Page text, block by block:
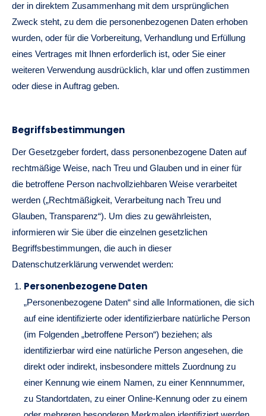
der in direktem Zusammenhang mit dem ursprünglichen
Zweck steht, zu dem die personenbezogenen Daten erhoben
wurden, oder für die Vorbereitung, Verhandlung und Erfüllung
eines Vertrages mit Ihnen erforderlich ist, oder Sie einer
weiteren Verwendung ausdrücklich, klar und offen zustimmen
oder diese in Auftrag geben.
Begriffsbestimmungen
Der Gesetzgeber fordert, dass personenbezogene Daten auf
rechtmäßige Weise, nach Treu und Glauben und in einer für
die betroffene Person nachvollziehbaren Weise verarbeitet
werden („Rechtmäßigkeit, Verarbeitung nach Treu und
Glauben, Transparenz“). Um dies zu gewährleisten,
informieren wir Sie über die einzelnen gesetzlichen
Begriffsbestimmungen, die auch in dieser
Datenschutzerklärung verwendet werden:
Personenbezogene Daten
„Personenbezogene Daten“ sind alle Informationen, die sich
auf eine identifizierte oder identifizierbare natürliche Person
(im Folgenden „betroffene Person“) beziehen; als
identifizierbar wird eine natürliche Person angesehen, die
direkt oder indirekt, insbesondere mittels Zuordnung zu
einer Kennung wie einem Namen, zu einer Kennnummer,
zu Standortdaten, zu einer Online-Kennung oder zu einem